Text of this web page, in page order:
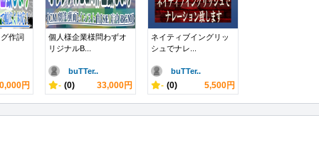
作詞
円
個人様企業様問わずオ
リジナルB...
buTTer..
- (0) 33,000円
ネイティブイングリッ
シュでナレ...
buTTer..
- (0) 5,500円